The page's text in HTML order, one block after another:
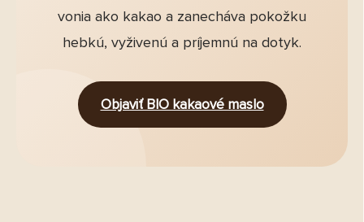
vonia ako kakao a zanecháva pokožku
hebkú, vyživenú a príjemnú na dotyk.
Objaviť BIO kakaové maslo